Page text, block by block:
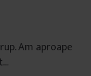
Am aproape